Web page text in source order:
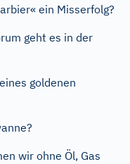
ein Misserfolg?
geht es in der
goldenen
wir ohne Öl, Gas